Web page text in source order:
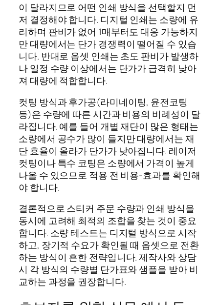
이 달라지므로 어떤 인쇄 방식을 선택할지 먼
저 결정해야 합니다. 디지털 인쇄는 소량에 유
리하며 판비가 없어 1매부터도 대응 가능하지
만 대량에서는 단가 경쟁력이 떨어질 수 있습
니다. 반대로 옵셋 인쇄는 초도 판비가 발생하
나 일정 수량 이상에서는 단가가 급격히 낮아
져 대량에 적합합니다.
컷팅 방식과 후가공(라미네이팅, 윤전코팅
등)은 수량에 따른 시간과 비용의 비례성이 달
라집니다. 예를 들어 개별 재단이 많은 형태는
소량에서 공수가 많이 들지만 대량에서는 재
단 효율이 올라가 단가가 낮아집니다. 레이저
컷팅이나 특수 코팅은 소량에서 가격이 높게
나올 수 있으므로 적용 전 비용-효과를 확인해
야 합니다.
결론적으로 스티커 주문 수량과 인쇄 방식을
동시에 고려해 최적의 조합을 찾는 것이 중요
합니다. 소량 테스트는 디지털 방식으로 시작
하고, 장기적 수요가 확인될 때 옵셋으로 전환
하는 방식이 흔한 전략입니다. 제작사와 상담
시 각 방식의 수량별 단가표와 샘플을 받아 비
교하는 과정을 권장합니다.